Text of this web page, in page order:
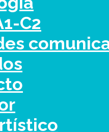
C2